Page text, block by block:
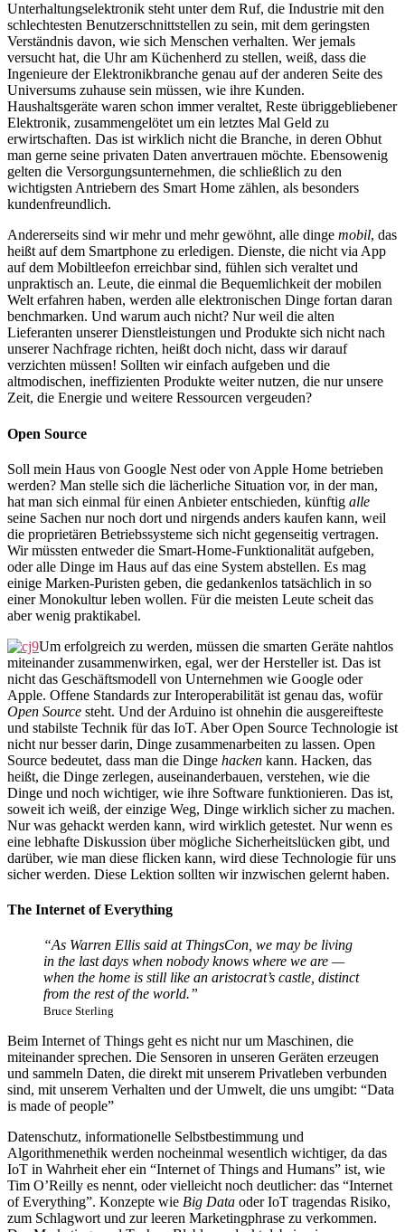
Unterhaltungselektronik steht unter dem Ruf, die Industrie mit den
schlechtesten Benutzerschnittstellen zu sein, mit dem geringsten
Verständnis davon, wie sich Menschen verhalten. Wer jemals
versucht hat, die Uhr am Küchenherd zu stellen, weiß, dass die
Ingenieure der Elektronikbranche genau auf der anderen Seite des
Universums zuhause sein müssen, wie ihre Kunden.
Haushaltsgeräte waren schon immer veraltet, Reste übriggebliebener
Elektronik, zusammengelötet um ein letztes Mal Geld zu
erwirtschaften. Das ist wirklich nicht die Branche, in deren Obhut
man gerne seine privaten Daten anvertrauen möchte. Ebensowenig
gelten die Versorgungsunternehmen, die schließlich zu den
wichtigsten Antriebern des Smart Home zählen, als besonders
kundenfreundlich.
Andererseits sind wir mehr und mehr gewöhnt, alle dinge mobil, das
heißt auf dem Smartphone zu erledigen. Dienste, die nicht via App
auf dem Mobiltleefon erreichbar sind, fühlen sich veraltet und
unpraktisch an. Leute, die einmal die Bequemlichkeit der mobilen
Welt erfahren haben, werden alle elektronischen Dinge fortan daran
benchmarken. Und warum auch nicht? Nur weil die alten
Lieferanten unserer Dienstleistungen und Produkte sich nicht nach
unserer Nachfrage richten, heißt doch nicht, dass wir darauf
verzichten müssen! Sollten wir einfach aufgeben und die
altmodischen, ineffizienten Produkte weiter nutzen, die nur unsere
Zeit, die Energie und weitere Ressourcen vergeuden?
Open Source
Soll mein Haus von Google Nest oder von Apple Home betrieben
werden? Man stelle sich die lächerliche Situation vor, in der man,
hat man sich einmal für einen Anbieter entschieden, künftig alle
seine Sachen nur noch dort und nirgends anders kaufen kann, weil
die proprietären Betriebssysteme sich nicht gegenseitig vertragen.
Wir müssten entweder die Smart-Home-Funktionalität aufgeben,
oder alle Dinge im Haus auf das eine System abstellen. Es mag
einige Marken-Puristen geben, die gedankenlos tatsächlich in so
einer Monokultur leben wollen. Für die meisten Leute scheit das
aber wenig praktikabel.
Um erfolgreich zu werden, müssen die smarten Geräte nahtlos
miteinander zusammenwirken, egal, wer der Hersteller ist. Das ist
nicht das Geschäftsmodell von Unternehmen wie Google oder
Apple. Offene Standards zur Interoperabilität ist genau das, wofür
Open Source steht. Und der Arduino ist ohnehin die ausgereifteste
und stabilste Technik für das IoT. Aber Open Source Technologie ist
nicht nur besser darin, Dinge zusammenarbeiten zu lassen. Open
Source bedeutet, dass man die Dinge hacken kann. Hacken, das
heißt, die Dinge zerlegen, auseinanderbauen, verstehen, wie die
Dinge und noch wichtiger, wie ihre Software funktionieren. Das ist,
soweit ich weiß, der einzige Weg, Dinge wirklich sicher zu machen.
Nur was gehackt werden kann, wird wirklich getestet. Nur wenn es
eine lebhafte Diskussion über mögliche Sicherheitslücken gibt, und
darüber, wie man diese flicken kann, wird diese Technologie für uns
sicher werden. Diese Lektion sollten wir inzwischen gelernt haben.
The Internet of Everything
“As Warren Ellis said at ThingsCon, we may be living
in the last days when nobody knows where we are —
when the home is still like an aristocrat’s castle, distinct
from the rest of the world.”
Bruce Sterling
Beim Internet of Things geht es nicht nur um Maschinen, die
miteinander sprechen. Die Sensoren in unseren Geräten erzeugen
und sammeln Daten, die direkt mit unserem Privatleben verbunden
sind, mit unserem Verhalten und der Umwelt, die uns umgibt: “Data
is made of people”
Datenschutz, informationelle Selbstbestimmung und
Algorithmenethik werden nocheinmal wesentlich wichtiger, da das
IoT in Wahrheit eher ein “Internet of Things and Humans” ist, wie
Tim O’Reilly es nennt, oder vielleicht noch deutlicher: das “Internet
of Everything”. Konzepte wie Big Data oder IoT tragendas Risiko,
zum Schlagwort und zur leeren Marketingphrase zu verkommen.